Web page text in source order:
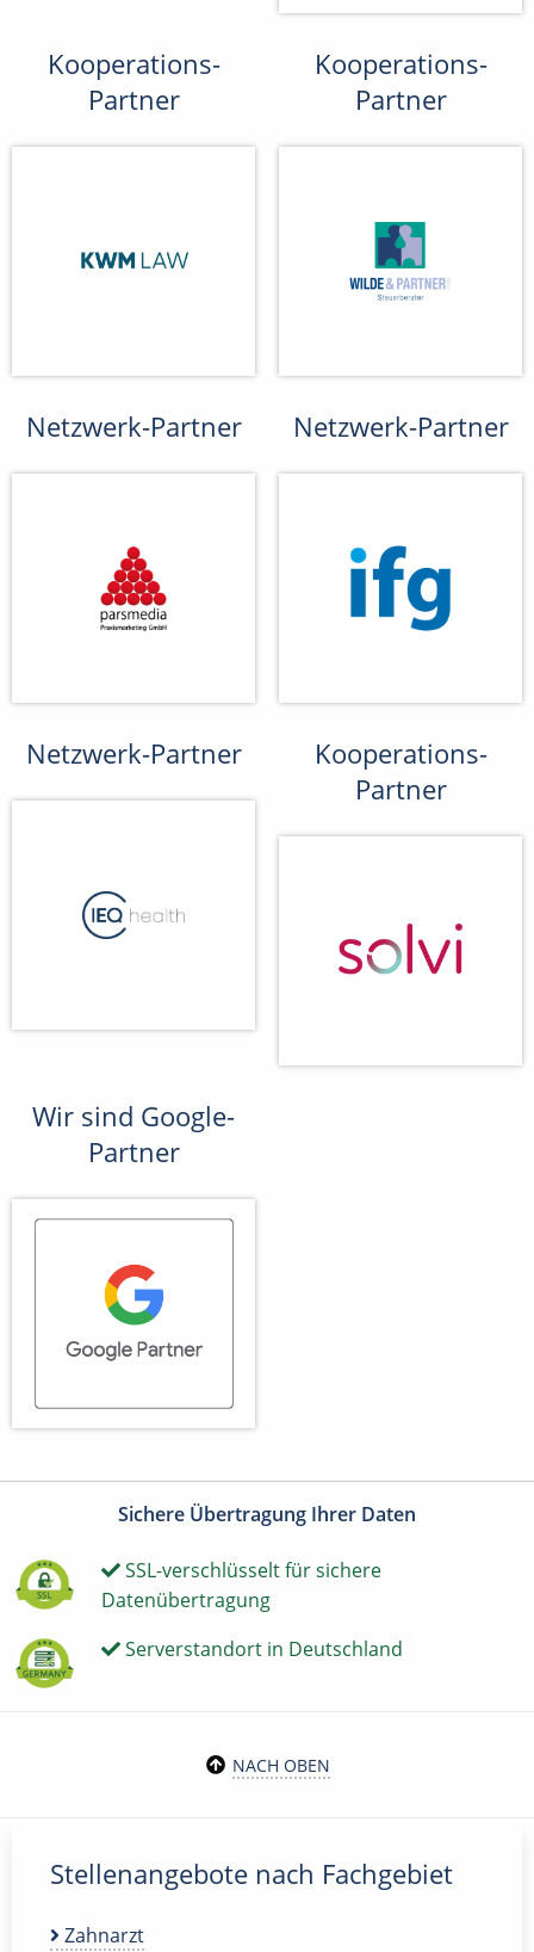
Kooperations-
Partner
Kooperations-
Partner
Netzwerk-Partner Netzwerk-Partner
Netzwerk-Partner
Kooperations-
Partner
Wir sind Google-
Partner
Sichere Übertragung Ihrer Daten
SSL-verschlüsselt für sichere
Datenübertragung
Serverstandort in Deutschland
NACH OBEN
Stellenangebote nach Fachgebiet
Zahnarzt